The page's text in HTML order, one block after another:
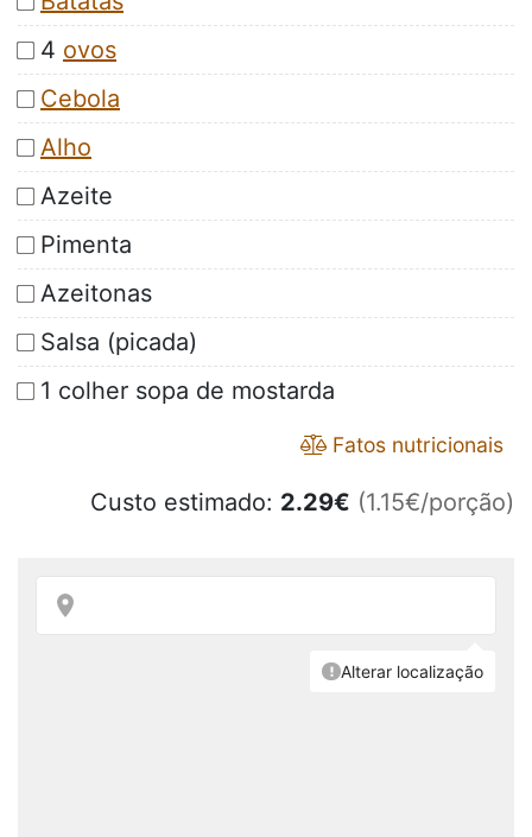
4 ovos
Cebola
Alho
Azeite
Pimenta
Azeitonas
Salsa (picada)
1 colher sopa de mostarda
Fatos nutricionais
Custo estimado: 2.29€ (1.15€/porção)